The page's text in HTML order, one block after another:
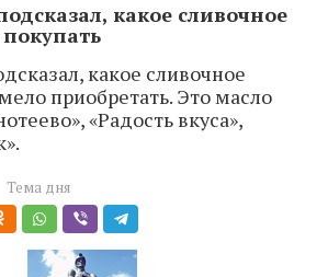
какое сливочное
какое сливочное
приобретать. Это масло
«Радость вкуса»,
Тема дня